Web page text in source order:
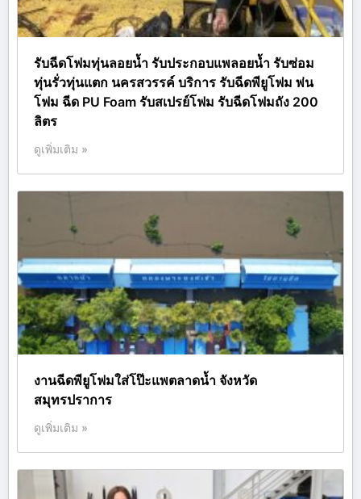
รับฉีดโฟมทุ่นลอยน้ำ รับประกอบแพลอยน้ำ รับซ่อม
ทุ่นรั่วทุ่นแตก นครสวรรค์ บริการ รับฉีดพียูโฟม พ่น
โฟม ฉีด PU Foam รับสเปรย์โฟม รับฉีดโฟมถัง 200
ลิตร
ดูเพิ่มเติม »
งานฉีดพียูโฟมใส่โป๊ะแพตลาดน้ำ จังหวัด
สมุทรปราการ
ดูเพิ่มเติม »